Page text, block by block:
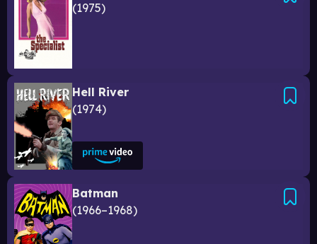
1975
Hell River
1974
Batman
1966–1968